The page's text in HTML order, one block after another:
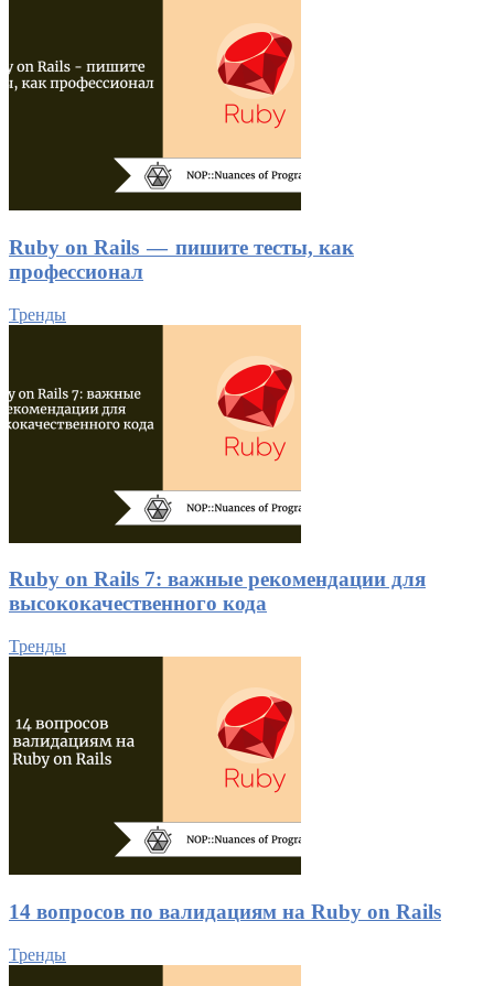
Ruby on Rails — пишите тесты, как
профессионал
Тренды
Ruby on Rails 7: важные рекомендации для
высококачественного кода
Тренды
14 вопросов по валидациям на Ruby on Rails
Тренды